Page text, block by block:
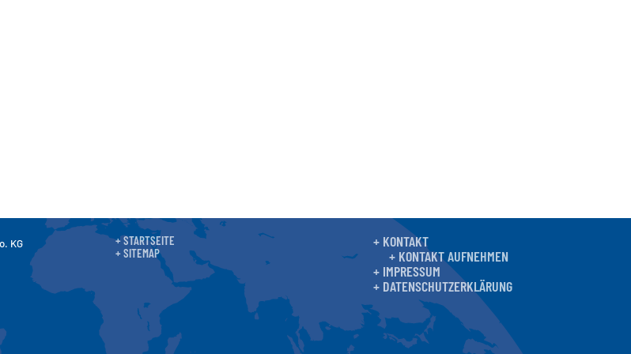
KG
+ STARTSEITE
+ SITEMAP
+ KONTAKT
+ KONTAKT AUFNEHMEN
+ IMPRESSUM
+ DATENSCHUTZERKLÄRUNG